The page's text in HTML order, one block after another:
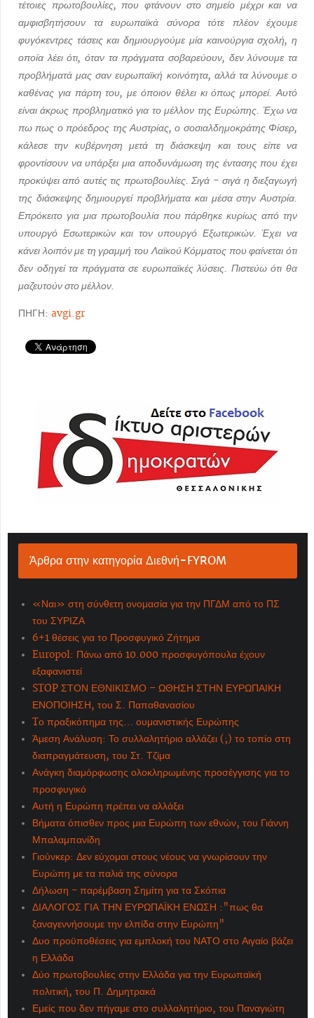
τέτοιες πρωτοβουλίες, που φτάνουν στο σημείο μέχρι και να
αμφισβητήσουν τα ευρωπαϊκά σύνορα τότε πλέον έχουμε
φυγόκεντρες τάσεις και δημιουργούμε μία καινούργια σχολή, η
οποία λέει ότι, όταν τα πράγματα σοβαρεύουν, δεν λύνουμε τα
προβλήματά μας σαν ευρωπαϊκή κοινότητα, αλλά τα λύνουμε ο
καθένας για πάρτη του, με όποιον θέλει κι όπως μπορεί. Αυτό
είναι άκρως προβληματικό για το μέλλον της Ευρώπης. Έχω να
πω πως ο πρόεδρος της Αυστρίας, ο σοσιαλδημοκράτης Φίσερ,
κάλεσε την κυβέρνηση μετά τη διάσκεψη και τους είπε να
φροντίσουν να υπάρξει μια αποδυνάμωση της έντασης που έχει
προκύψει από αυτές τις πρωτοβουλίες. Σιγά - σιγά η διεξαγωγή
της διάσκεψης δημιουργεί προβλήματα και μέσα στην Αυστρία.
Επρόκειτο για μια πρωτοβουλία που πάρθηκε κυρίως από την
υπουργό Εσωτερικών και τον υπουργό Εξωτερικών. Έχει να
κάνει λοιπόν με τη γραμμή του Λαϊκού Κόμματος που φαίνεται ότι
δεν οδηγεί τα πράγματα σε ευρωπαϊκές λύσεις. Πιστεύω ότι θα
μαζευτούν στο μέλλον.
ΠΗΓΗ: avgi.gr
Άρθρα στην κατηγορία Διεθνή-FYROM
«Ναι» στη σύνθετη ονομασία για την ΠΓΔΜ από το ΠΣ
του ΣΥΡΙΖΑ
6+1 θέσεις για το Προσφυγικό Ζήτημα
Europol: Πάνω από 10.000 προσφυγόπουλα έχουν
εξαφανιστεί
STOP ΣΤΟΝ ΕΘΝΙΚΙΣΜΟ – ΩΘΗΣΗ ΣΤΗΝ ΕΥΡΩΠΑΙΚΗ
ΕΝΟΠΟΙΗΣΗ, του Σ. Παπαθανασίου
Tο πραξικόπημα της… ουμανιστικής Ευρώπης
Άμεση Ανάλυση: Το συλλαλητήριο αλλάζει (;) το τοπίο στη
διαπραγμάτευση, του Στ. Τζίμα
Ανάγκη διαμόρφωσης ολοκληρωμένης προσέγγισης για το
προσφυγικό
Αυτή η Ευρώπη πρέπει να αλλάξει
Βήματα όπισθεν προς μια Ευρώπη των εθνών, του Γιάννη
Μπαλαμπανίδη
Γιούνκερ: Δεν εύχομαι στους νέους να γνωρίσουν την
Ευρώπη με τα παλιά της σύνορα
Δήλωση - παρέμβαση Σημίτη για τα Σκόπια
ΔΙΑΛΟΓΟΣ ΓΙΑ ΤΗΝ ΕΥΡΩΠΑΪΚΗ ΕΝΩΣΗ :"πως θα
ξαναγεννήσουμε την ελπίδα στην Ευρώπη"
Δυο προϋποθέσεις για εμπλοκή του ΝΑΤΟ στο Αιγαίο βάζει
η Ελλάδα
Δύο πρωτοβουλίες στην Ελλάδα για την Ευρωπαϊκή
πολιτική, του Π. Δημητρακά
Εμείς που δεν πήγαμε στο συλλαλητήριο, του Παναγιώτη